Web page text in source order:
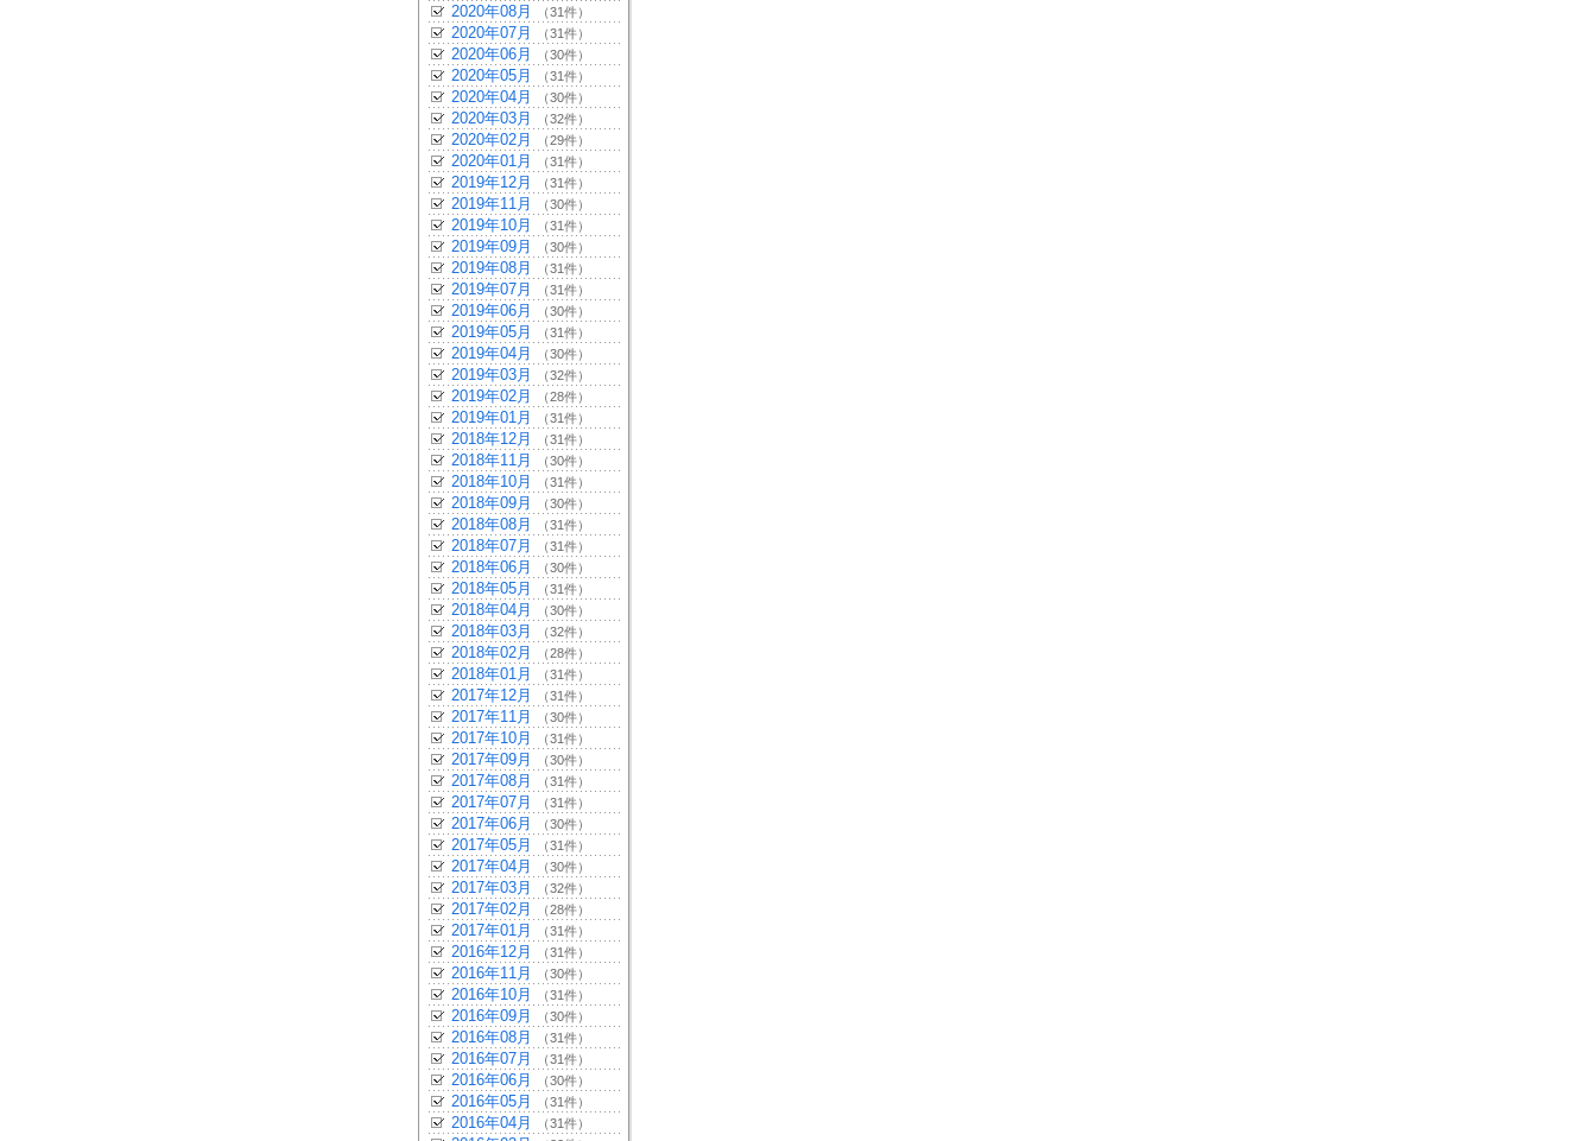
2020年08月 （31件）
2020年07月 （31件）
2020年06月 （30件）
2020年05月 （31件）
2020年04月 （30件）
2020年03月 （32件）
2020年02月 （29件）
2020年01月 （31件）
2019年12月 （31件）
2019年11月 （30件）
2019年10月 （31件）
2019年09月 （30件）
2019年08月 （31件）
2019年07月 （31件）
2019年06月 （30件）
2019年05月 （31件）
2019年04月 （30件）
2019年03月 （32件）
2019年02月 （28件）
2019年01月 （31件）
2018年12月 （31件）
2018年11月 （30件）
2018年10月 （31件）
2018年09月 （30件）
2018年08月 （31件）
2018年07月 （31件）
2018年06月 （30件）
2018年05月 （31件）
2018年04月 （30件）
2018年03月 （32件）
2018年02月 （28件）
2018年01月 （31件）
2017年12月 （31件）
2017年11月 （30件）
2017年10月 （31件）
2017年09月 （30件）
2017年08月 （31件）
2017年07月 （31件）
2017年06月 （30件）
2017年05月 （31件）
2017年04月 （30件）
2017年03月 （32件）
2017年02月 （28件）
2017年01月 （31件）
2016年12月 （31件）
2016年11月 （30件）
2016年10月 （31件）
2016年09月 （30件）
2016年08月 （31件）
2016年07月 （31件）
2016年06月 （30件）
2016年05月 （31件）
2016年04月 （31件）